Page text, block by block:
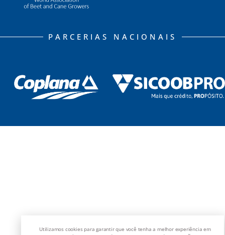
PARCERIAS NACIONAIS
Utilizamos cookies para garantir que você tenha a melhor experiência em